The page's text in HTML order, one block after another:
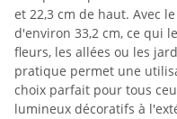
et 22,3 cm de haut. Avec
d'environ 33,2 cm, ce qui
fleurs, les allées ou les
pratique permet une
choix parfait pour tous
lumineux décoratifs à